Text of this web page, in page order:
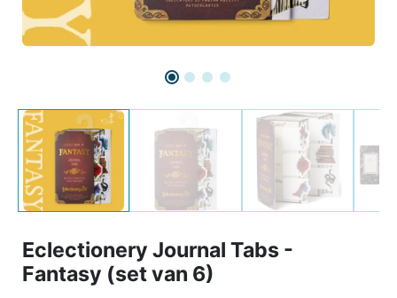
Eclectionery Journal Tabs -
Fantasy (set van 6)